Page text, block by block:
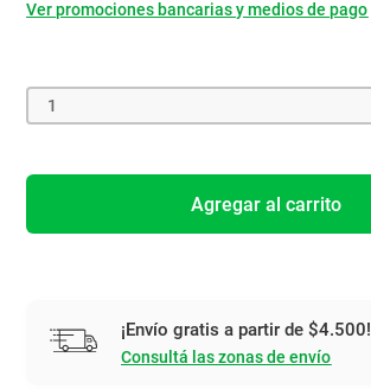
Ver promociones bancarias y medios de pago
1
Agregar al carrito
¡Envío gratis a partir de $4.500!
Consultá las zonas de envío